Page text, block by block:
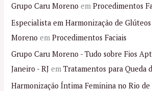
Grupo Caru Moreno emProcedimentos
Especialista em Harmonização de
Moreno emProcedimentos Faciais
Grupo Caru Moreno - Tudo sobre Fios
Janeiro - RJ emTratamentos para Queda
Harmonização Íntima Feminina no Rio de